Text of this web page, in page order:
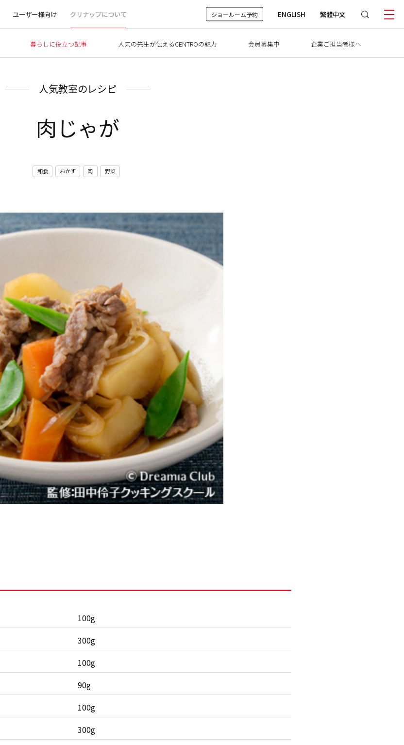
ユーザー様向け クリナップについて ショールーム予約 ENGLISH 繁體中文
暮らしに役立つ記事 人気の先生が伝えるCENTROの魅力 会員募集中 企業ご担当者様へ
人気教室のレシピ
肉じゃが
和食 おかず 肉 野菜
100g
300g
100g
90g
100g
300g